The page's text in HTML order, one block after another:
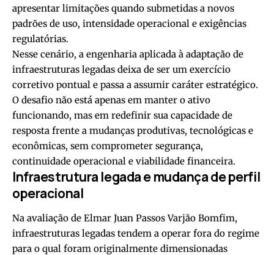
apresentar limitações quando submetidas a novos
padrões de uso, intensidade operacional e exigências
regulatórias.
Nesse cenário, a engenharia aplicada à adaptação de
infraestruturas legadas deixa de ser um exercício
corretivo pontual e passa a assumir caráter estratégico.
O desafio não está apenas em manter o ativo
funcionando, mas em redefinir sua capacidade de
resposta frente a mudanças produtivas, tecnológicas e
econômicas, sem comprometer segurança,
continuidade operacional e viabilidade financeira.
Infraestrutura legada e mudança de perfil
operacional
Na avaliação de Elmar Juan Passos Varjão Bomfim,
infraestruturas legadas tendem a operar fora do regime
para o qual foram originalmente dimensionadas